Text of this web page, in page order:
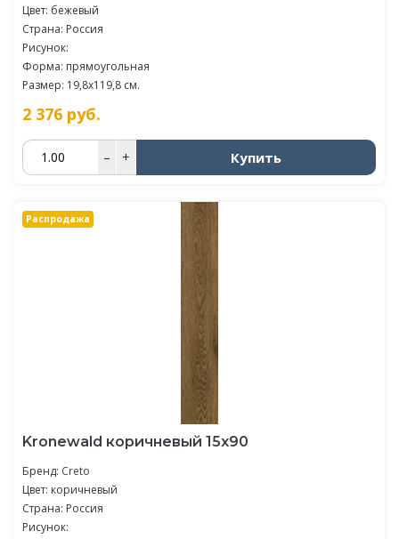
Цвет: бежевый
Страна: Россия
Рисунок:
Форма: прямоугольная
Размер: 19,8x119,8 см.
2 376 руб.
– + Купить
Распродажа
Kronewald коричневый 15х90
Бренд: Creto
Цвет: коричневый
Страна: Россия
Рисунок: